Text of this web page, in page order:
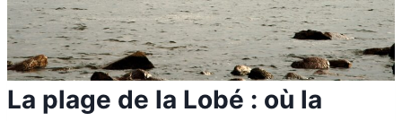
La plage de la Lobé : où la